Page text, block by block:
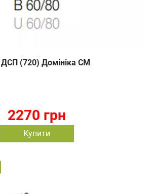
ДСП (720) Домініка СМ
2270 грн
Купити